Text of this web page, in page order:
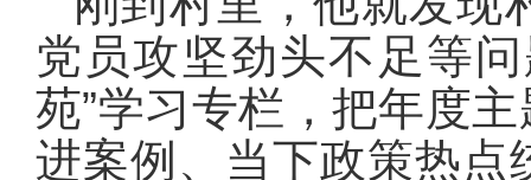
党员攻坚劲头不足等
苑”学习专栏，把年度
进案例、当下政策热点